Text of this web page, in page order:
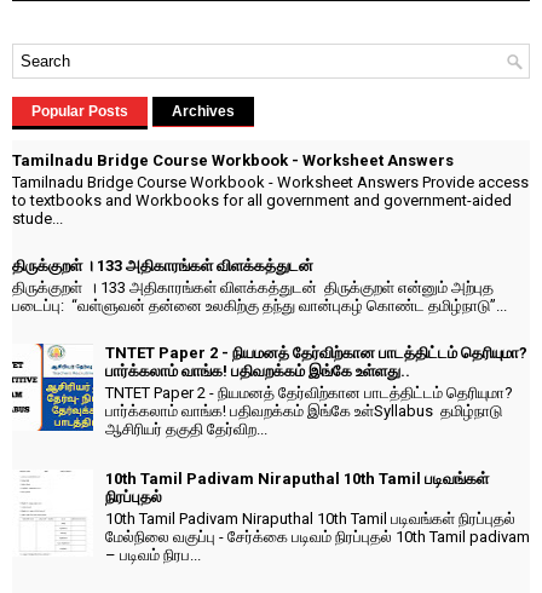
Popular Posts Archives
Tamilnadu Bridge Course Workbook - Worksheet Answers
Tamilnadu Bridge Course Workbook - Worksheet Answers Provide access
to textbooks and Workbooks for all government and government-aided
stude...
திருக்குறள் । 133 அதிகாரங்கள் விளக்கத்துடன்
திருக்குறள் । 133 அதிகாரங்கள் விளக்கத்துடன் திருக்குறள் என்னும் அற்புத
படைப்பு: “வள்ளுவன் தன்னை உலகிற்கு தந்து வான்புகழ் கொண்ட தமிழ்நாடு”...
TNTET Paper 2 - நியமனத் தேர்விற்கான பாடத்திட்டம் தெரியுமா?
பார்க்கலாம் வாங்க! பதிவறக்கம் இங்கே உள்ளது..
TNTET Paper 2 - நியமனத் தேர்விற்கான பாடத்திட்டம் தெரியுமா?
பார்க்கலாம் வாங்க! பதிவறக்கம் இங்கே உள்Syllabus தமிழ்நாடு
ஆசிரியர் தகுதி தேர்விற...
10th Tamil Padivam Niraputhal 10th Tamil படிவங்கள்
நிரப்புதல்
10th Tamil Padivam Niraputhal 10th Tamil படிவங்கள் நிரப்புதல்
மேல்நிலை வகுப்பு - சேர்க்கை படிவம் நிரப்புதல் 10th Tamil padivam
– படிவம் நிரப...